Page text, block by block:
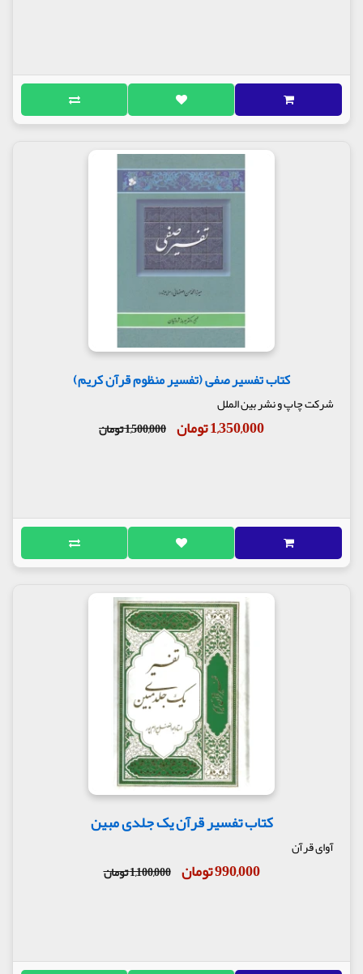
کتاب تفسیر صفی (تفسیر منظوم قرآن کریم)
شرکت چاپ و نشر بین الملل
1,350,000 تومان 1,500,000 تومان
کتاب تفسیر قرآن یک جلدی مبین
آوای قرآن
990,000 تومان 1,100,000 تومان